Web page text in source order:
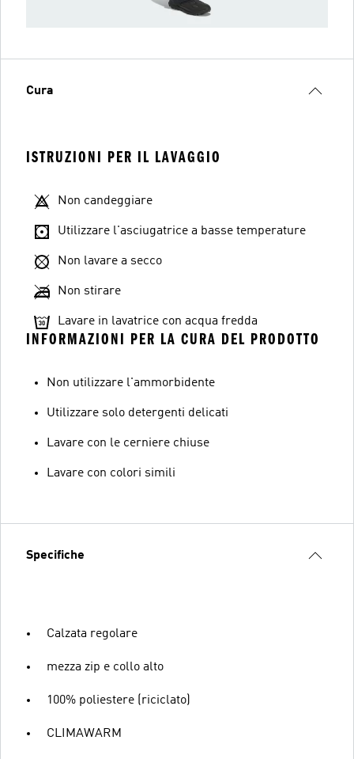
Cura
ISTRUZIONI PER IL LAVAGGIO
Non candeggiare
Utilizzare l'asciugatrice a basse temperature
Non lavare a secco
Non stirare
Lavare in lavatrice con acqua fredda
INFORMAZIONI PER LA CURA DEL PRODOTTO
Non utilizzare l'ammorbidente
Utilizzare solo detergenti delicati
Lavare con le cerniere chiuse
Lavare con colori simili
Specifiche
Calzata regolare
mezza zip e collo alto
100% poliestere (riciclato)
CLIMAWARM